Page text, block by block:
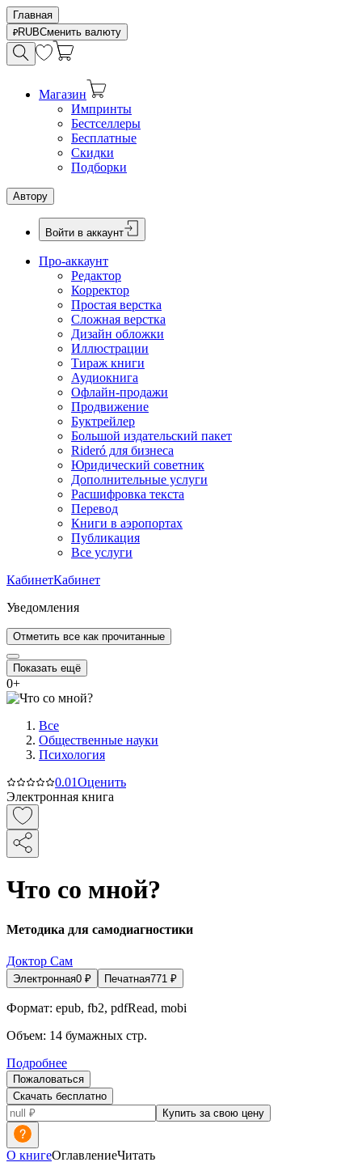
Главная
RUBСменить валюту
Магазин
Импринты
Бестселлеры
Бесплатные
Скидки
Подборки
Автору
Войти в аккаунт
Про-аккаунт
Редактор
Корректор
Простая верстка
Сложная верстка
Дизайн обложки
Иллюстрации
Тираж книги
Аудиокнига
Офлайн-продажи
Продвижение
Буктрейлер
Большой издательский пакет
Rideró для бизнеса
Юридический советник
Дополнительные услуги
Расшифровка текста
Перевод
Книги в аэропортах
Публикация
Все услуги
КабинетКабинет
Уведомления
Отметить все как прочитанные
Показать ещё
0+
Все
Общественные науки
Психология
0.01Оценить
Электронная книга
Что со мной?
Методика для самодиагностики
Доктор Сам
Электронная0 ₽ Печатная771 ₽
Формат: epub, fb2, pdfRead, mobi
Объем: 14 бумажных стр.
Подробнее
Пожаловаться
Скачать бесплатно
Купить за свою цену
О книгеОглавлениеЧитать